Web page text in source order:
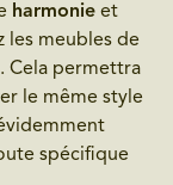
harmonie et
les meubles de
Cela permettra
le même style
spécifique